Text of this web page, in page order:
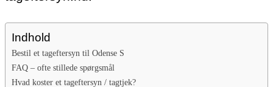
Indhold
Bestil et tageftersyn til Odense S
FAQ – ofte stillede spørgsmål
Hvad koster et tageftersyn / tagtjek?